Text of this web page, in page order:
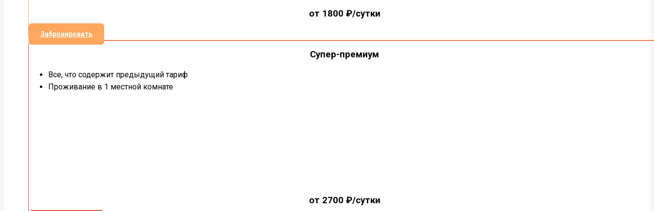
от 1800 ₽/сутки
Забронировать
Супер-премиум
Все, что содержит предыдущий тариф
Проживание в 1 местной комнате
от 2700 ₽/сутки